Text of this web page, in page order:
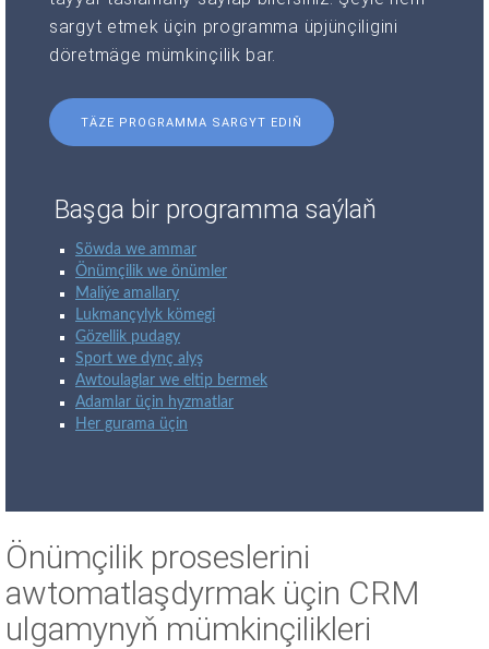
sargyt etmek üçin programma üpjünçiligini
döretmäge mümkinçilik bar.
TÄZE PROGRAMMA SARGYT EDIŇ
Başga bir programma saýlaň
Söwda we ammar
Önümçilik we önümler
Maliýe amallary
Lukmançylyk kömegi
Gözellik pudagy
Sport we dynç alyş
Awtoulaglar we eltip bermek
Adamlar üçin hyzmatlar
Her gurama üçin
Önümçilik proseslerini
awtomatlaşdyrmak üçin CRM
ulgamynyň mümkinçilikleri